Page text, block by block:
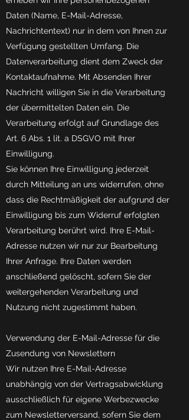
Daten (Name, E-Mail-Adresse,
Nachrichtentext) nur in dem von Ihnen zur
Verfügung gestellten Umfang. Die
Datenverarbeitung dient dem Zweck der
Kontaktaufnahme. Mit Absenden Ihrer
Nachricht willigen Sie in die Verarbeitung
der übermittelten Daten ein. Die
Verarbeitung erfolgt auf Grundlage des
Art. 6 Abs. 1 lit. a DSGVO mit Ihrer
Einwilligung.
Sie können Ihre Einwilligung jederzeit
durch Mitteilung an uns widerrufen, ohne
dass die Rechtmäßigkeit der aufgrund der
Einwilligung bis zum Widerruf erfolgten
Verarbeitung berührt wird. Ihre E-Mail-
Adresse nutzen wir nur zur Bearbeitung
Ihrer Anfrage. Ihre Daten werden
anschließend gelöscht, sofern Sie der
weitergehenden Verarbeitung und
Nutzung nicht zugestimmt haben.
Verwendung der E-Mail-Adresse für die
Zusendung von Newslettern
Wir nutzen Ihre E-Mail-Adresse
unabhängig von der Vertragsabwicklung
ausschließlich für eigene Werbezwecke
zum Newsletterversand, sofern Sie dem